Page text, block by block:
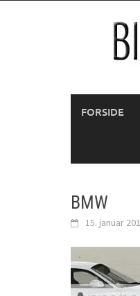
FORSIDE
BMW
15. januar